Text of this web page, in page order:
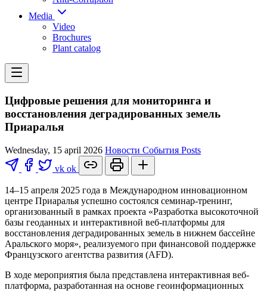
Media
Video
Brochures
Plant catalog
Цифровые решения для мониторинга и
восстановления деградированных земель
Приаралья
Wednesday, 15 april 2026 Новости События Posts
vk ok
14–15 апреля 2025 года в Международном инновационном
центре Приаралья успешно состоялся семинар-тренинг,
организованный в рамках проекта «Разработка высокоточной
базы геоданных и интерактивной веб-платформы для
восстановления деградированных земель в нижнем бассейне
Аральского моря», реализуемого при финансовой поддержке
Французского агентства развития (AFD).
В ходе мероприятия была представлена интерактивная веб-
платформа, разработанная на основе геоинформационных